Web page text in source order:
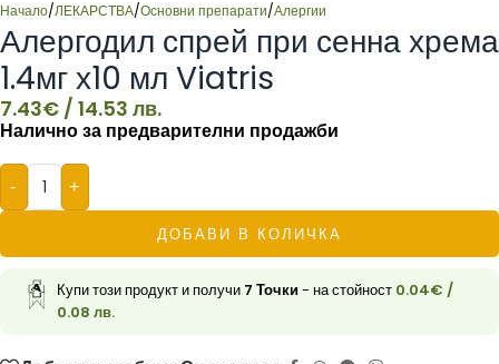
Начало/ЛЕКАРСТВА/Основни препарати/Алергии
Алергодил спрей при сенна хрема
1.4мг х10 мл Viatris
7.43€ / 14.53 лв.
Налично за предварителни продажби
- +
ДОБАВИ В КОЛИЧКА
Купи този продукт и получи 7 Точки- на стойност 0.04€ /
0.08 лв.